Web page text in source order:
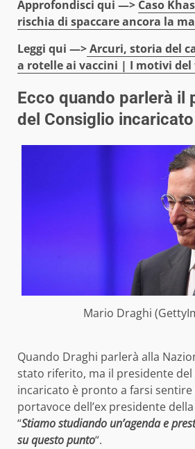
Approfondisci qui —> Caso
rischia di spaccare ancora la
Leggi qui —>Arcuri, storia del
a rotelle ai vaccini | I motivi del
Ecco quando parlerà il
del Consiglio incaricato
Mario Draghi
Quando Draghi parlerà alla
stato riferito, ma il presidente del
incaricato è pronto a farsi sentire
portavoce dell’ex presidente
“Stiamo studiando un’agenda e
su questo punto“.